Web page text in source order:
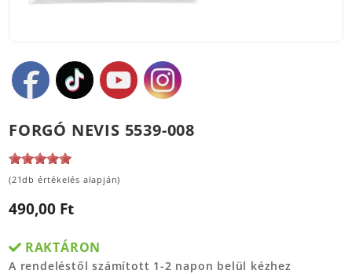
FORGÓ NEVIS 5539-008
(21db értékelés alapján)
490,00 Ft
RAKTÁRON
A rendeléstől számított 1-2 napon belül kézhez